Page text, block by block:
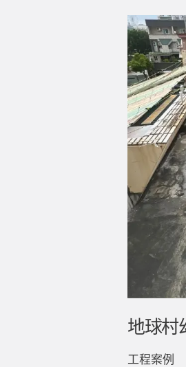
地球村
工程案例
地
球
村
幼
兒
園
屋
頂
工
程